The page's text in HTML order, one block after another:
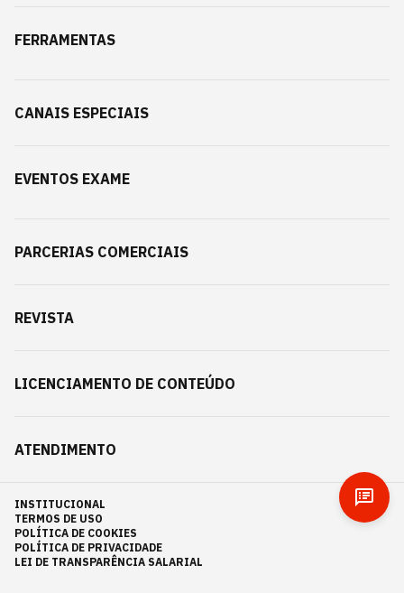
FERRAMENTAS
CANAIS ESPECIAIS
EVENTOS EXAME
PARCERIAS COMERCIAIS
REVISTA
LICENCIAMENTO DE CONTEÚDO
ATENDIMENTO
INSTITUCIONAL
TERMOS DE USO
POLÍTICA DE COOKIES
POLÍTICA DE PRIVACIDADE
LEI DE TRANSPARÊNCIA SALARIAL